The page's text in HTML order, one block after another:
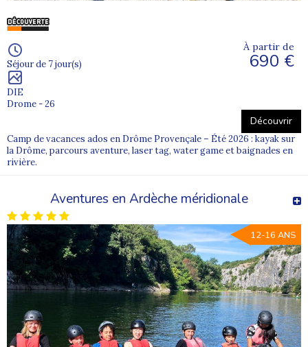
Séjour de 7 jour(s)
DIE
Drome - 26
À partir de
690 €
Découvrir
Camp de vacances ados en Drôme Provençale – Été 2026 : kayak sur
la Drôme, parcours aventure, laser tag, water game et baignades en
rivière.
Aventures en Ardèche méridionale
12-16 ANS